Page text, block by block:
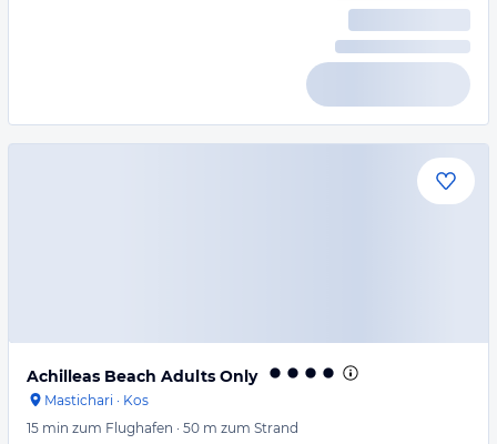
Achilleas Beach Adults Only
Mastichari · Kos
15 min zum Flughafen · 50 m zum Strand